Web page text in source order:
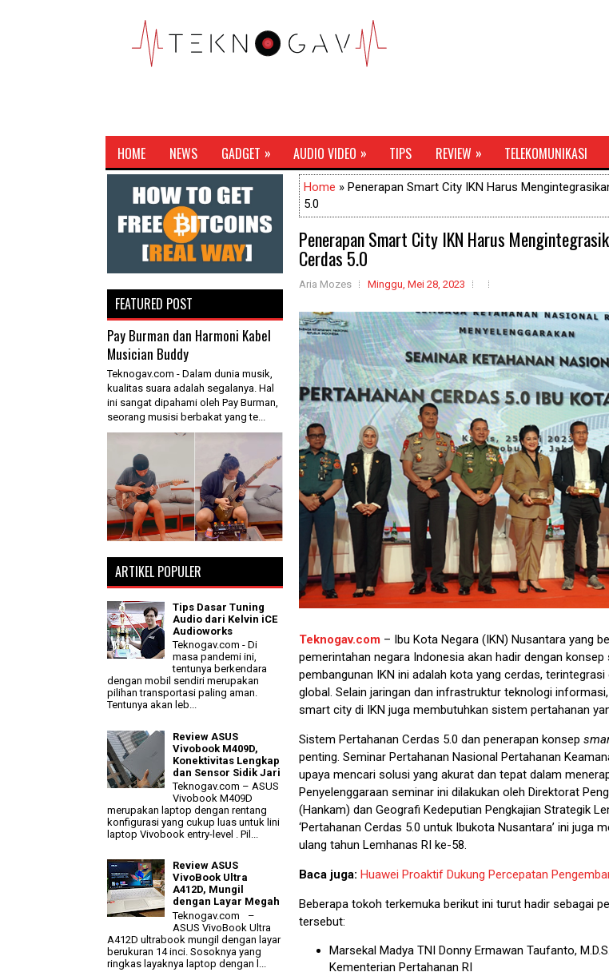
HOME NEWS GADGET » AUDIO VIDEO » TIPS REVIEW » TELEKOMUNIKASI
Home » Penerapan Smart City IKN Harus
5.0
Penerapan Smart City IKN Harus
Cerdas 5.0
Aria Mozes Minggu, Mei 28, 2023
Teknogav.com – Ibu Kota Negara (IKN) Nusantara yang
pemerintahan negara Indonesia akan hadir dengan
pembangunan IKN ini adalah kota yang cerdas,
global. Selain jaringan dan infrastruktur teknologi
smart city di IKN juga membutuhkan sistem pertahanan
Sistem Pertahanan Cerdas 5.0 dan penerapan konsep
penting. Seminar Pertahanan Nasional Pertahanan
upaya mencari solusi yang akurat dan tepat dalam
Penyelenggaraan seminar ini dilakukan oleh Direktorat
(Hankam) dan Geografi Kedeputian Pengkajian Strategik
‘Pertahanan Cerdas 5.0 untuk Ibukota Nusantara’ ini juga
ulang tahun Lemhanas RI ke-58.
Baca juga: Huawei Proaktif Dukung Percepatan
Beberapa tokoh terkemuka berikut ini turut hadir sebagai
tersebut:
Marsekal Madya TNI Donny Ermawan Taufanto,
Kementerian Pertahanan RI
FEATURED POST
Pay Burman dan Harmoni Kabel
Musician Buddy
Teknogav.com - Dalam dunia musik,
kualitas suara adalah segalanya. Hal
ini sangat dipahami oleh Pay Burman,
seorang musisi berbakat yang te...
ARTIKEL POPULER
Tips Dasar Tuning
Audio dari Kelvin iCE
Audioworks
Teknogav.com - Di
masa pandemi ini,
tentunya berkendara
dengan mobil sendiri merupakan
pilihan transportasi paling aman.
Tentunya akan leb...
Review ASUS
Vivobook M409D,
Konektivitas Lengkap
dan Sensor Sidik Jari
Teknogav.com – ASUS
Vivobook M409D
merupakan laptop dengan rentang
konfigurasi yang cukup luas untuk lini
laptop Vivobook entry-level . Pil...
Review ASUS
VivoBook Ultra
A412D, Mungil
dengan Layar Megah
Teknogav.com –
ASUS VivoBook Ultra
A412D ultrabook mungil dengan layar
berukuran 14 inci. Sosoknya yang
ringkas layaknya laptop dengan l...